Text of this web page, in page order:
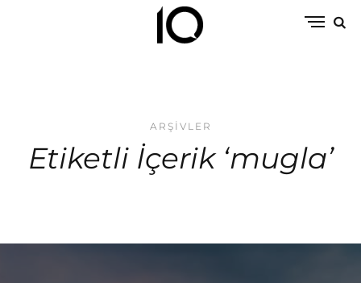
ARŞIVLER
Etiketli İçerik ‘mugla’